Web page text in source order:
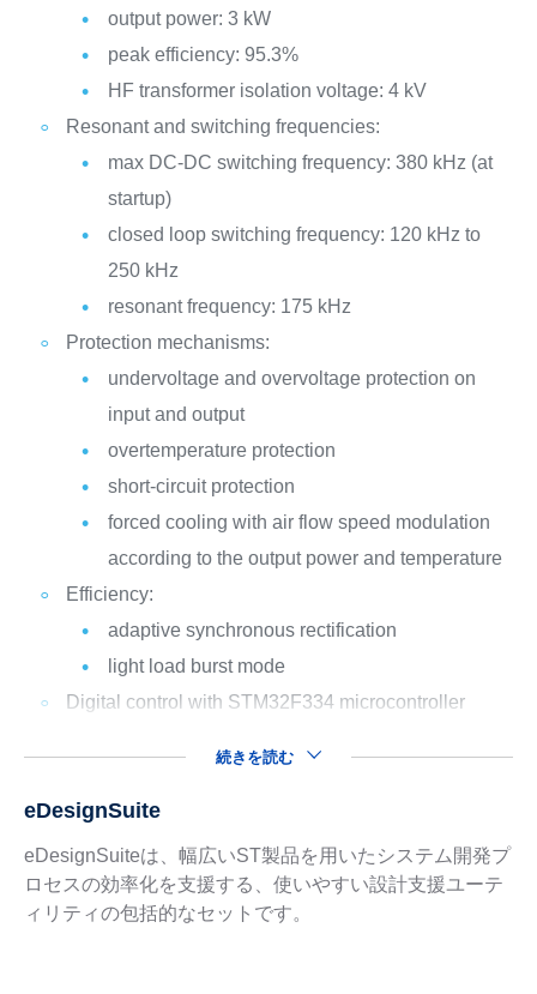
output power: 3 kW
peak efficiency: 95.3%
HF transformer isolation voltage: 4 kV
Resonant and switching frequencies:
max DC-DC switching frequency: 380 kHz (at
startup)
closed loop switching frequency: 120 kHz to
250 kHz
resonant frequency: 175 kHz
Protection mechanisms:
undervoltage and overvoltage protection on
input and output
overtemperature protection
short-circuit protection
forced cooling with air flow speed modulation
according to the output power and temperature
Efficiency:
adaptive synchronous rectification
light load burst mode
Digital control with STM32F334 microcontroller
続きを読む
eDesignSuite
eDesignSuiteは、幅広いST製品を用いたシステム開発プ
ロセスの効率化を支援する、使いやすい設計支援ユーテ
ィリティの包括的なセットです。